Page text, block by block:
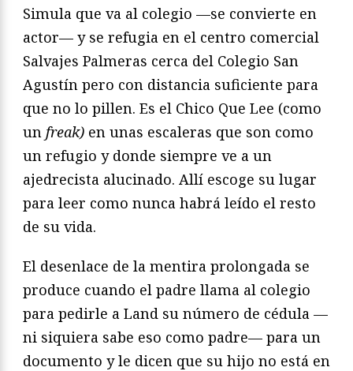
Simula que va al colegio —se convierte en
actor— y se refugia en el centro comercial
Salvajes Palmeras cerca del Colegio San
Agustín pero con distancia suficiente para
que no lo pillen. Es el Chico Que Lee (como
un freak) en unas escaleras que son como
un refugio y donde siempre ve a un
ajedrecista alucinado. Allí escoge su lugar
para leer como nunca habrá leído el resto
de su vida.
El desenlace de la mentira prolongada se
produce cuando el padre llama al colegio
para pedirle a Land su número de cédula —
ni siquiera sabe eso como padre— para un
documento y le dicen que su hijo no está en